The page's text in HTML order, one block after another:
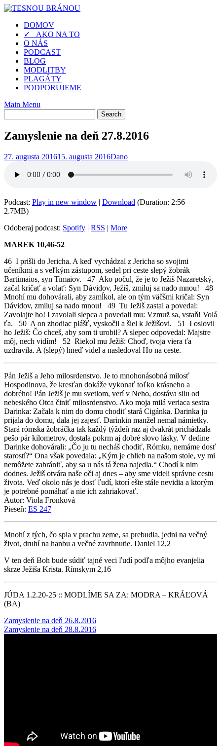
Skip
contentDOMOV
✓ AKO NA TO
O NÁS
PODCAST
BLOG
MODLITBY
PLAGÁTY
PODPORUJEME
Main Menu
Zamyslenie na deň 27.8.2016
27. augusta 201615. augusta 2016Dano
Podcast: Play in new window | Download (Duration: 2:56 —
2.7MB)
Odoberaj podcast: Spotify | RSS | More
MAREK 10,46-52
46 I prišli do Jericha. A keď vychádzal z Jericha so svojimi
učeníkmi a s veľkým zástupom, sedel pri ceste slepý žobrák
Bartimaios, syn Timaiov. 47 Ako počul, že je to Ježiš Nazaretský,
začal kričať a volať: Syn Dávidov, Ježiš, zmiluj sa nado mnou! 48
Mnohí mu dohovárali, aby zamĺkol, ale on tým väčšmi kričal: Syn
Dávidov, zmiluj sa nado mnou! 49 Tu Ježiš zastal a povedal:
Zavolajte ho! I zavolali slepca a povedali mu: Vzmuž sa, vstaň! Volá
ťa. 50 A on zhodiac plášť, vyskočil a šiel k Ježišovi. 51 I oslovil
ho Ježiš: Čo chceš, aby som ti urobil? A slepec odpovedal: Majstre
môj, nech vidím! 52 Riekol mu Ježiš: Choď, tvoja viera ťa
uzdravila. A (slepý) hneď videl a nasledoval Ho na ceste.
Pán Ježiš a Jeho milosrdenstvo. Je to mnohonásobná milosť
Hospodinova, že kresťan dokáže vykonať toľko krásneho a
dobrého! Pán Ježiš je mu svetlom, verí v Neho, dostáva silu od
nebeského Otca činiť milosrdenstvo. Ako moja milá veriaca sestra
Darinka: Začala k nim do domu chodiť stará Cigánka. Darinka ju
prijala do domu, dala jej zajesť. Darinkin manžel nemal námietky.
Stará rómska žobráčka tak každý týždeň raz aj dvakrát prichádzala
pešo pár kilometrov, dostala pokrm aj dobré slovo lásky. V dedine
Darinke dohovárali: „Čo ju tu necháš chodiť, Rómku, nemáme dosť
starostí?“ Ona však povedala: „Kým je chlieb na našom stole, vy mi
nemôžete zabrániť, aby sa u nás tá žena najedla.“ Chodí k nim
dodnes. Ježiš otvára naše oči aj dnes – aby sme videli správne cestu
života. Veď okolo nás je dosť ľudí, ktorí ešte stále nevidia a ktorým
je potrebné pomáhať a nie ich zahriakovať.
Autor: Viola Fronková
Pieseň: ES 247
Mnohí z tých, čo spia v prachu zeme, sa prebudia, jedni na večný
život, druhí na hanbu a večné zavrhnutie. Daniel 12,2
V ten deň Boh bude súdiť tajné veci ľudí podľa môjho evanjelia
skrze Ježiša Krista. Rímskym 2,16
JÚDA 1.2.20-25 :: MODLÍME SA ZA: MODRA – KRÁĽOVÁ
(BA)
Post
navigation
Zamyslenie na deň 26.8.2016
Zamyslenie na deň 28.8.2016